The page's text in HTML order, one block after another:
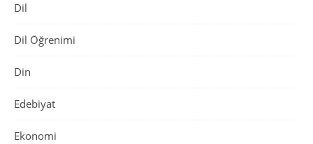
Dil
Dil Öğrenimi
Din
Edebiyat
Ekonomi